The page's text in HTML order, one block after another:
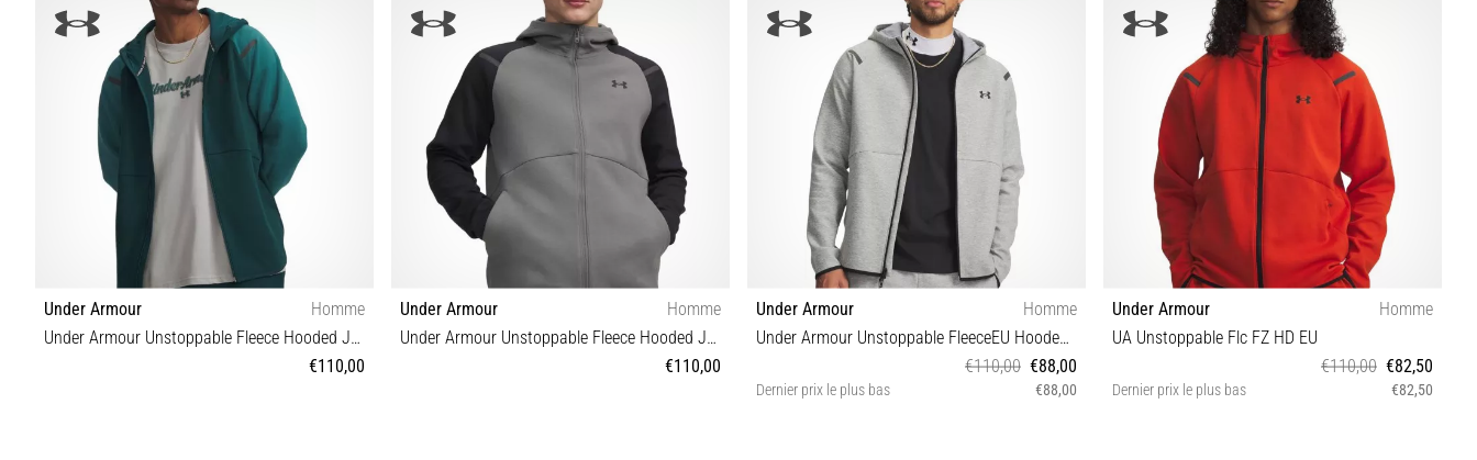
Under Armour
Homme
Under Armour Unstoppable Fleece Hooded Jacket
€110,00
Under Armour
Homme
Under Armour Unstoppable Fleece Hooded Jacket
€110,00
Under Armour
Homme
Under Armour Unstoppable FleeceEU Hooded Jacket
€110,00 €88,00
Dernier prix le plus bas €88,00
Under Armour
Homme
UA Unstoppable Flc FZ HD EU
€110,00 €82,50
Dernier prix le plus bas €82,50